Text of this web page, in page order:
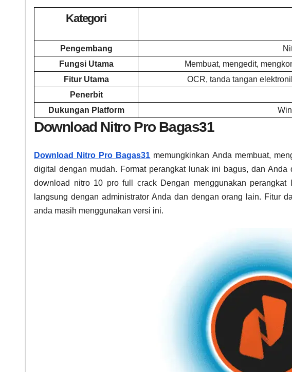
Kategori
Pengembang
Fungsi Utama
Membuat, mengedit,
Fitur Utama
OCR, tanda tangan
Penerbit
Dukungan Platform
Download Nitro Pro Bagas31​
Download Nitro Pro Bagas31​ memungkinkan Anda membuat,
digital dengan mudah. Format perangkat lunak ini bagus, dan
download nitro 10 pro full crackDengan menggunakan
langsung dengan administrator Anda dan dengan orang lain. Fitur
anda masih menggunakan versi ini.